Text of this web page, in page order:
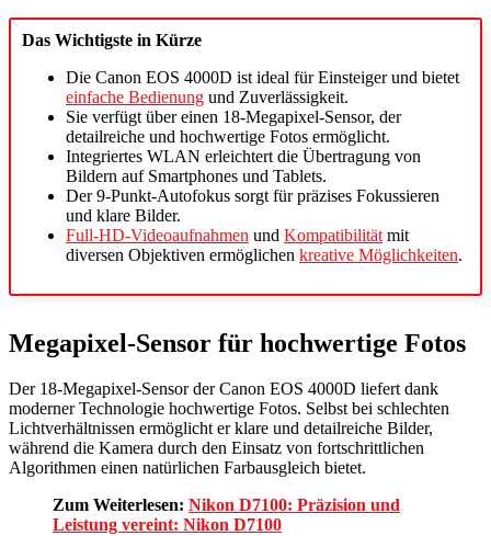
Das Wichtigste in Kürze
Die Canon EOS 4000D ist ideal für Einsteiger und bietet
einfache Bedienung und Zuverlässigkeit.
Sie verfügt über einen 18-Megapixel-Sensor, der
detailreiche und hochwertige Fotos ermöglicht.
Integriertes WLAN erleichtert die Übertragung von
Bildern auf Smartphones und Tablets.
Der 9-Punkt-Autofokus sorgt für präzises Fokussieren
und klare Bilder.
Full-HD-Videoaufnahmen und Kompatibilität mit
diversen Objektiven ermöglichen kreative Möglichkeiten.
Megapixel-Sensor für hochwertige Fotos
Der 18-Megapixel-Sensor der Canon EOS 4000D liefert dank
moderner Technologie hochwertige Fotos. Selbst bei schlechten
Lichtverhältnissen ermöglicht er klare und detailreiche Bilder,
während die Kamera durch den Einsatz von fortschrittlichen
Algorithmen einen natürlichen Farbausgleich bietet.
Zum Weiterlesen: Nikon D7100: Präzision und
Leistung vereint: Nikon D7100